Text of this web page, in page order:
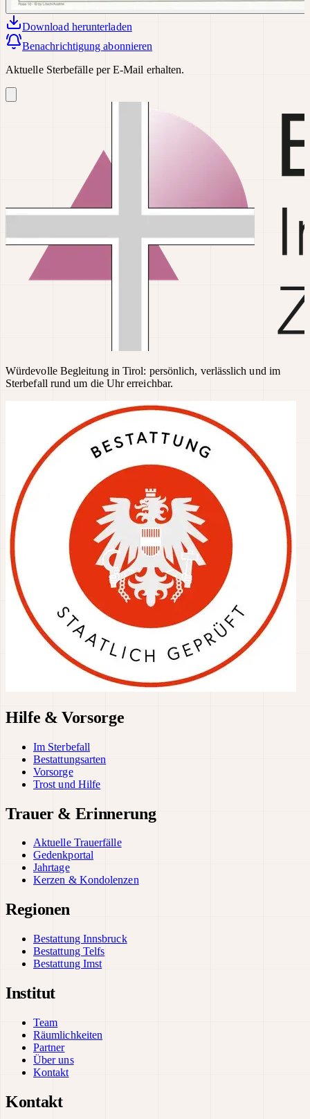
Download herunterladen
Benachrichtigung abonnieren
Aktuelle Sterbefälle per E-Mail erhalten.
Würdevolle Begleitung in Tirol: persönlich, verlässlich und im
Sterbefall rund um die Uhr erreichbar.
Hilfe & Vorsorge
Im Sterbefall
Bestattungsarten
Vorsorge
Trost und Hilfe
Trauer & Erinnerung
Aktuelle Trauerfälle
Gedenkportal
Jahrtage
Kerzen & Kondolenzen
Regionen
Bestattung Innsbruck
Bestattung Telfs
Bestattung Imst
Institut
Team
Räumlichkeiten
Partner
Über uns
Kontakt
Kontakt